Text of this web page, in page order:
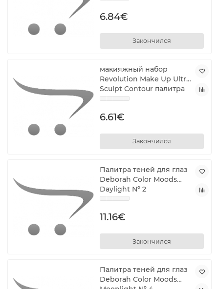
6.84€
Закончился
макияжный набор
Revolution Make Up Ultra
Sculpt Contour палитра
Ultra Fair C01 11 g
6.61€
Закончился
Палитра теней для глаз
Deborah Color Moods
Daylight Nº 2
11.16€
Закончился
Палитра теней для глаз
Deborah Color Moods